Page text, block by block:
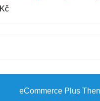
Kč
eCommerce Plus